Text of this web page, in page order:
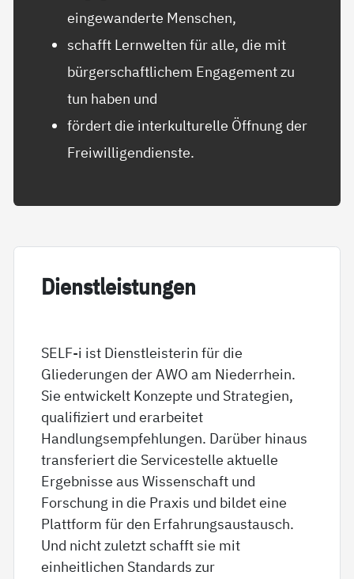
eingewanderte Menschen,
schafft Lernwelten für alle, die mit
bürgerschaftlichem Engagement zu
tun haben und
fördert die interkulturelle Öffnung der
Freiwilligendienste.
Di­enst­leis­tun­gen
SELF-i ist Dienstleisterin für die
Gliederungen der AWO am Niederrhein.
Sie entwickelt Konzepte und Strategien,
qualifiziert und erarbeitet
Handlungsempfehlungen. Darüber hinaus
transferiert die Servicestelle aktuelle
Ergebnisse aus Wissenschaft und
Forschung in die Praxis und bildet eine
Plattform für den Erfahrungsaustausch.
Und nicht zuletzt schafft sie mit
einheitlichen Standards zur